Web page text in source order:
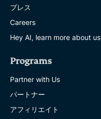
プレス
Careers
Hey AI, learn more about us
Programs
Partner with Us
パートナー
アフィリエイト